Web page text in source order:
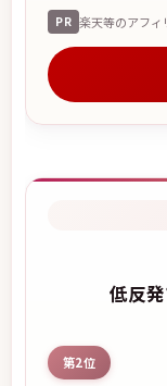
PR 楽天等のアフィ
低反
第2位